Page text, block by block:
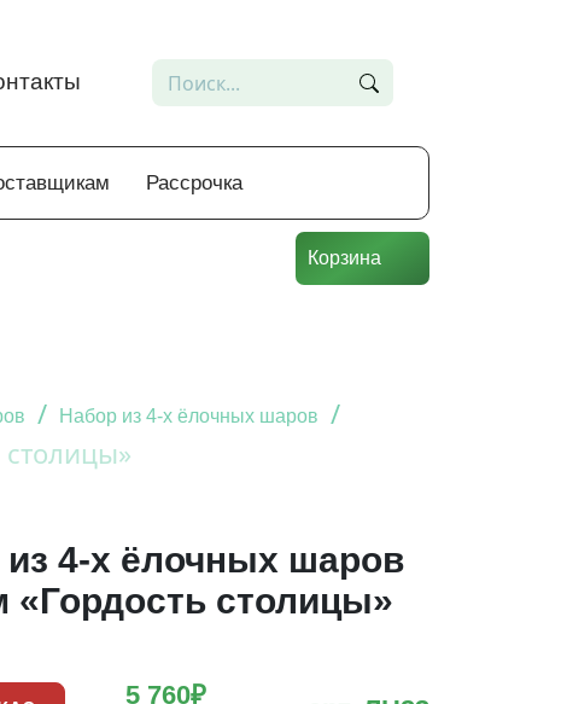
Рассрочка
Корзина
/ Набор из 4-х ёлочных шаров
/
4-х ёлочных шаров
«Гордость столицы»
5 760₽